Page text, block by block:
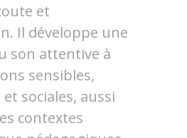
et
Il développe une
son attentive à
sensibles,
sociales, aussi
contextes